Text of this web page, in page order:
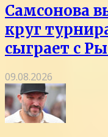
Самсонова
круг
сыграет с
09.08.2026